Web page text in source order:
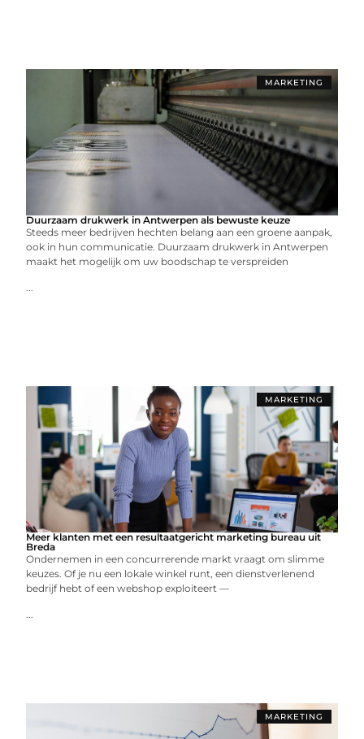
MARKETING
Duurzaam drukwerk in Antwerpen als bewuste keuze
Steeds meer bedrijven hechten belang aan een groene aanpak,
ook in hun communicatie. Duurzaam drukwerk in Antwerpen
maakt het mogelijk om uw boodschap te verspreiden
...
MARKETING
Meer klanten met een resultaatgericht marketing bureau uit
Breda
Ondernemen in een concurrerende markt vraagt om slimme
keuzes. Of je nu een lokale winkel runt, een dienstverlenend
bedrijf hebt of een webshop exploiteert —
...
MARKETING